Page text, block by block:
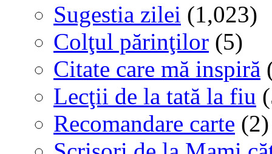
Sugestia zilei (1,023)
Colţul părinţilor (5)
Citate care mă inspiră
Lecţii de la tată la fiu
Recomandare carte (2)